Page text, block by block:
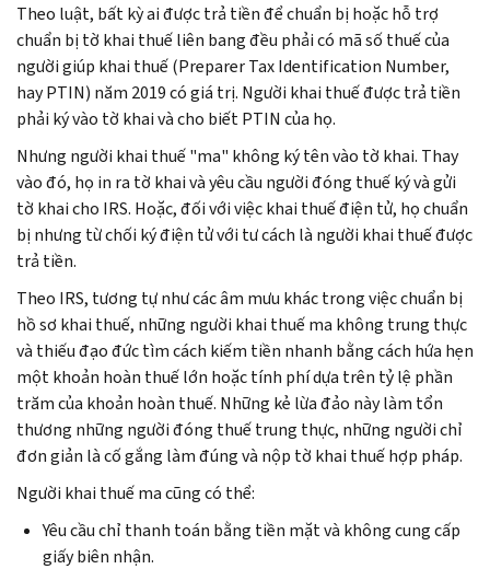
Theo luật, bất kỳ ai được trả tiền để chuẩn bị hoặc hỗ trợ
chuẩn bị tờ khai thuế liên bang đều phải có mã số thuế của
người giúp khai thuế (Preparer Tax Identification Number,
hay PTIN) năm 2019 có giá trị. Người khai thuế được trả tiền
phải ký vào tờ khai và cho biết PTIN của họ.
Nhưng người khai thuế "ma" không ký tên vào tờ khai. Thay
vào đó, họ in ra tờ khai và yêu cầu người đóng thuế ký và gửi
tờ khai cho IRS. Hoặc, đối với việc khai thuế điện tử, họ chuẩn
bị nhưng từ chối ký điện tử với tư cách là người khai thuế được
trả tiền.
Theo IRS, tương tự như các âm mưu khác trong việc chuẩn bị
hồ sơ khai thuế, những người khai thuế ma không trung thực
và thiếu đạo đức tìm cách kiếm tiền nhanh bằng cách hứa hẹn
một khoản hoàn thuế lớn hoặc tính phí dựa trên tỷ lệ phần
trăm của khoản hoàn thuế. Những kẻ lừa đảo này làm tổn
thương những người đóng thuế trung thực, những người chỉ
đơn giản là cố gắng làm đúng và nộp tờ khai thuế hợp pháp.
Người khai thuế ma cũng có thể:
Yêu cầu chỉ thanh toán bằng tiền mặt và không cung cấp
giấy biên nhận.